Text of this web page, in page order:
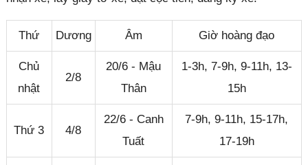
Thứ Dương Âm Giờ hoàng đạo
Chủ
nhật
2/8
20/6 - Mậu
Thân
1-3h, 7-9h, 9-11h, 13-
15h
Thứ 3 4/8
22/6 - Canh
Tuất
7-9h, 9-11h, 15-17h,
17-19h